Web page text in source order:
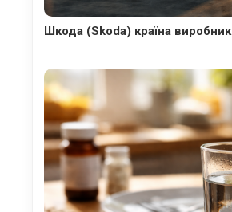
Шкода (Skoda) країна виробник